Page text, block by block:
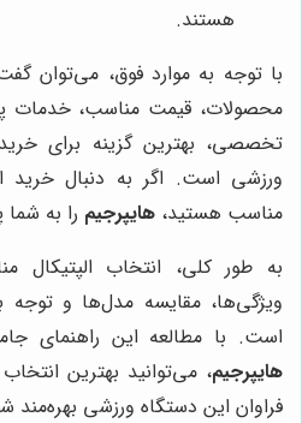
هستند.
با توجه به موارد فوق، می‌توان
محصولات، قیمت مناسب، خدمات
تخصصی، بهترین گزینه برای
ورزشی است. اگر به دنبال خرید
مناسب هستید، هایپرجیم را به
به طور کلی، انتخاب الپتیکال
ویژگی‌ها، مقایسه مدل‌ها و
است. با مطالعه این راهنمای
هایپرجیم، می‌توانید بهترین
فراوان این دستگاه ورزشی بهره‌مند